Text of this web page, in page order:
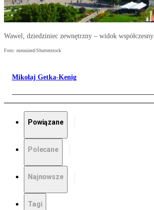
Wawel, dziedziniec zewnętrzny – widok współczesny
Foto: meunierd/Shutterstock
Mikołaj Getka-Kenig
Powiązane
Polecane
Najnowsze
Tagi